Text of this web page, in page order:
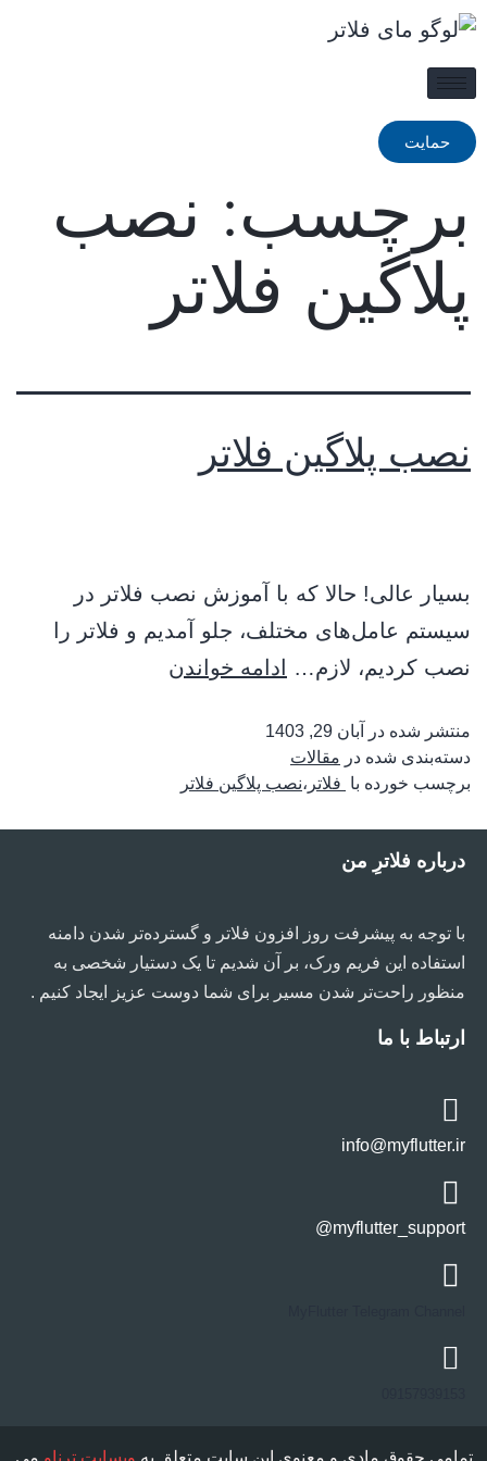
حمایت
برچسب: نصب
پلاگین فلاتر
نصب پلاگین فلاتر
بسیار عالی! حالا که با آموزش نصب فلاتر در
سیستم عامل‌های مختلف، جلو آمدیم و فلاتر را
نصب کردیم، لازم…
ادامه خواندن
منتشر شده در
آبان 29, 1403
دسته‌بندی شده در مقالات
برچسب خورده با ‌ فلاتر ،نصب پلاگین فلاتر
درباره فلاترِ من
با توجه به پیشرفت روز افزون فلاتر و گسترده‌تر شدن دامنه
استفاده این فریم ورک، بر آن شدیم تا یک دستیار شخصی به
منظور راحت‌تر شدن مسیر برای شما دوست عزیز ایجاد کنیم .
ارتباط با ما
info@myflutter.ir
myflutter_support@
تمامی حقوق مادی و معنوی این سایت متعلق به وبسایت ترناو می